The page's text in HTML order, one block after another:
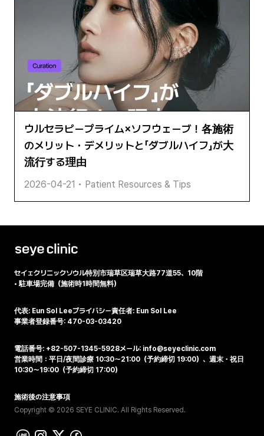
ウルセラピープライム×ソフウェーブ！各施術
のメリット・デメリットと「ダブルハイフ」が大
流行する理由
2026-04-21 • Patient Resources & Tips
セイェクリニックソウル特別市瑞草区瑞草大路77道55、10階
•駐車場完備（施術時1時間無料）
代表: Eun Sol Leeプライバシー責任者: Eun Sol Lee
事業者登録番号: 470-03-03420
電話番号: +82-507-1345-5928メール: info@seyeclinic.com
営業時間：平日/夜間診療 10:30～21:00（予約締切 19:00）、週末・祝日
10:30～19:00（予約締切 17:00）
施術後の注意事項
Copyright © 2026 SEYE CLINIC. All Rights Reserved.